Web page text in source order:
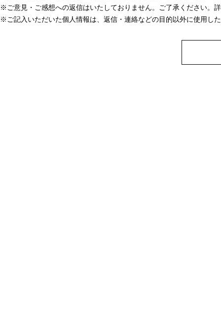
※ご意見・ご感想への返信はいたしておりません。ご了承ください。
※ご記入いただいた個人情報は、返信・連絡などの目的以外に使用し